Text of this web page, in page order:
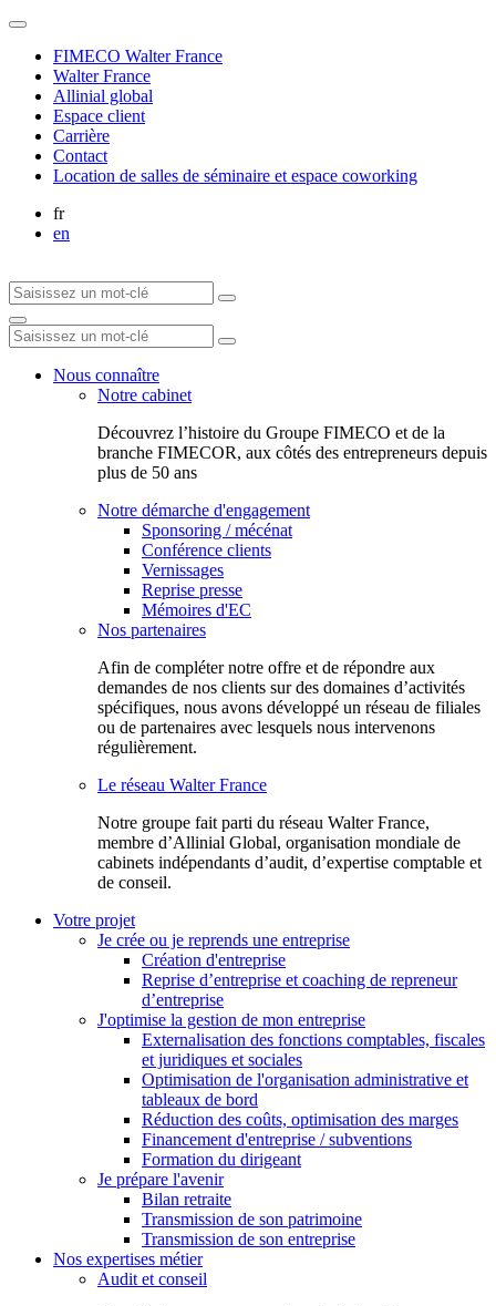
FIMECO Walter France
Walter France
Allinial global
Espace client
Carrière
Contact
Location de salles de séminaire et espace coworking
fr
en
Nous connaître
Notre cabinet
Découvrez l’histoire du Groupe FIMECO et de la
branche FIMECOR, aux côtés des entrepreneurs depuis
plus de 50 ans
Notre démarche d'engagement
Sponsoring / mécénat
Conférence clients
Vernissages
Reprise presse
Mémoires d'EC
Nos partenaires
Afin de compléter notre offre et de répondre aux
demandes de nos clients sur des domaines d’activités
spécifiques, nous avons développé un réseau de filiales
ou de partenaires avec lesquels nous intervenons
régulièrement.
Le réseau Walter France
Notr​e groupe fait parti du réseau Walter France,
membre d’Allinial Global, organisation mondiale de
cabinets indépendants d’audit, d’expertise comptable et
de conseil.
Votre projet
Je crée ou je reprends une entreprise
Création d'entreprise
Reprise d’entreprise et coaching de repreneur
d’entreprise
J'optimise la gestion de mon entreprise
Externalisation des fonctions comptables, fiscales
et juridiques et sociales
Optimisation de l'organisation administrative et
tableaux de bord
Réduction des coûts, optimisation des marges
Financement d'entreprise / subventions
Formation du dirigeant
Je prépare l'avenir
Bilan retraite
Transmission de son patrimoine
Transmission de son entreprise
Nos expertises métier
Audit et conseil